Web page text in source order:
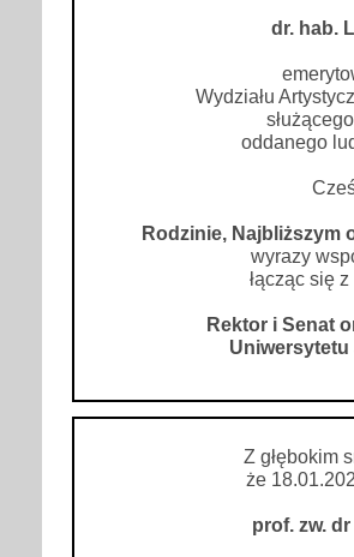
dr. hab.
Wydziału
oddanego
Rodzinie, Najbliższym
wyrazy
łącząc się
Rektor i Senat
Z głębokim
że
prof. zw.